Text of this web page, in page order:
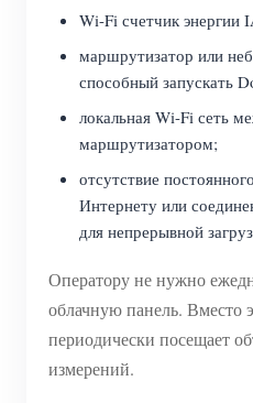
Wi-Fi счетчик энергии
маршрутизатор или
способный запускать
локальная Wi-Fi сеть
маршрутизатором;
отсутствие
Интернету или
для непрерывной
Оператору не нужно
облачную панель. Вместо
периодически посещает
измерений.